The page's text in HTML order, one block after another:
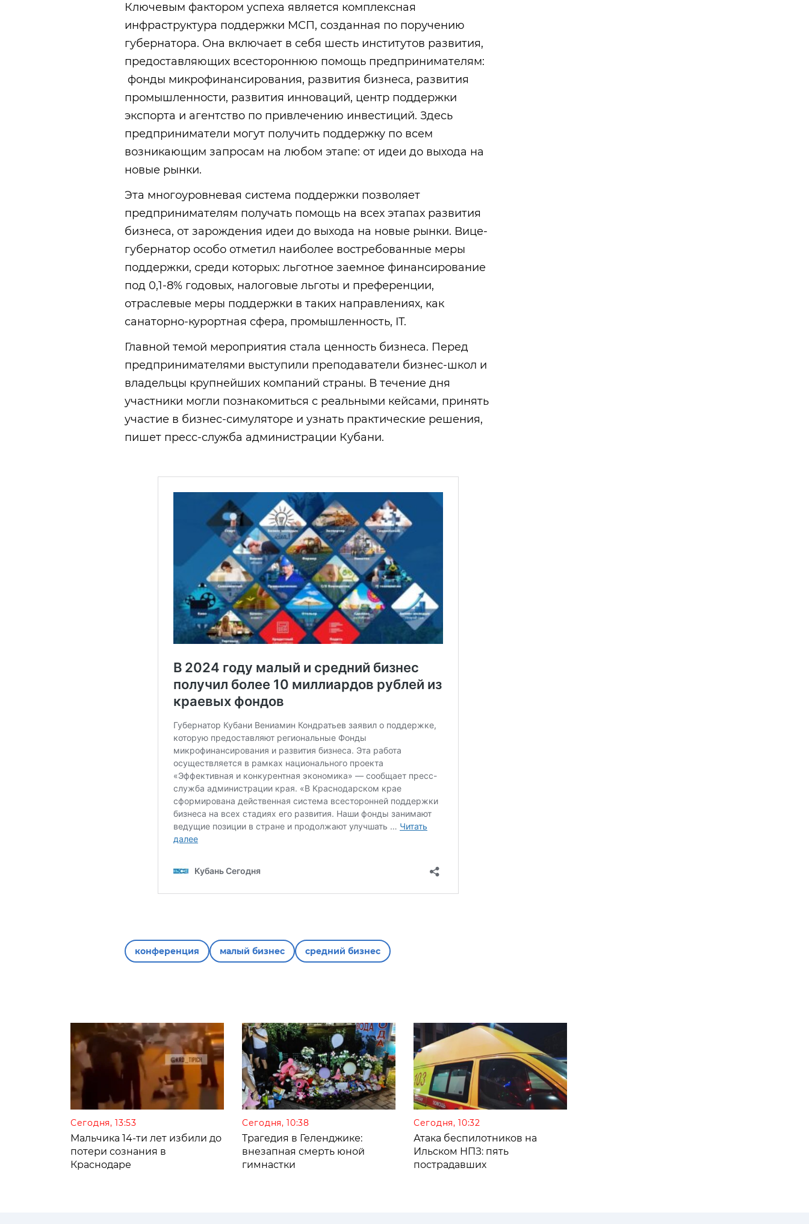
Ключевым фактором успеха является комплексная
инфраструктура поддержки МСП, созданная по поручению
губернатора. Она включает в себя шесть институтов развития,
предоставляющих всестороннюю помощь предпринимателям:
фонды микрофинансирования, развития бизнеса, развития
промышленности, развития инноваций, центр поддержки
экспорта и агентство по привлечению инвестиций. Здесь
предприниматели могут получить поддержку по всем
возникающим запросам на любом этапе: от идеи до выхода на
новые рынки.
Эта многоуровневая система поддержки позволяет
предпринимателям получать помощь на всех этапах развития
бизнеса, от зарождения идеи до выхода на новые рынки. Вице-
губернатор особо отметил наиболее востребованные меры
поддержки, среди которых: льготное заемное финансирование
под 0,1-8% годовых, налоговые льготы и преференции,
отраслевые меры поддержки в таких направлениях, как
санаторно-курортная сфера, промышленность, IT.
Главной темой мероприятия стала ценность бизнеса. Перед
предпринимателями выступили преподаватели бизнес‑школ и
владельцы крупнейших компаний страны. В течение дня
участники могли познакомиться с реальными кейсами, принять
участие в бизнес‑симуляторе и узнать практические решения,
пишет пресс-служба администрации Кубани.
конференция малый бизнес средний бизнес
Сегодня, 13:53
Мальчика 14-ти лет избили до
потери сознания в
Краснодаре
Сегодня, 10:38
Трагедия в Геленджике:
внезапная смерть юной
гимнастки
Сегодня, 10:32
Атака беспилотников на
Ильском НПЗ: пять
пострадавших